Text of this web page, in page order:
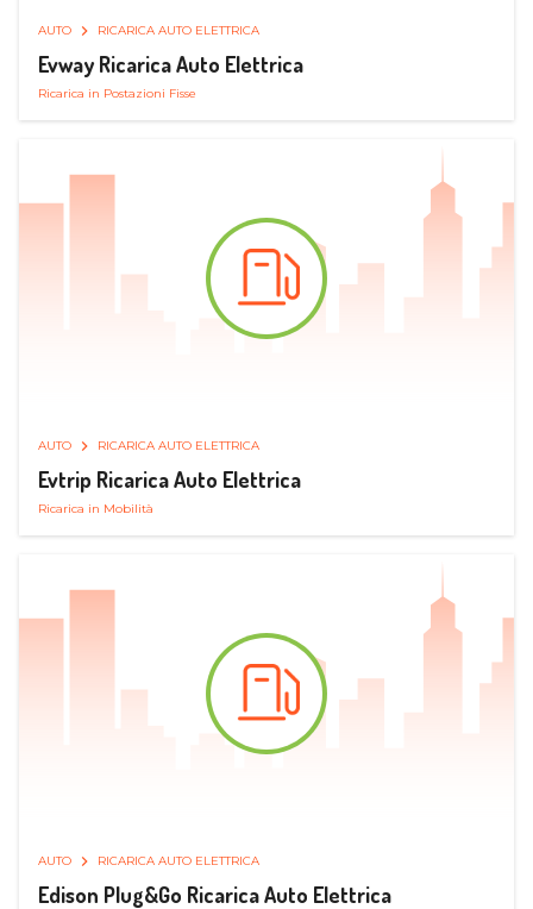
AUTO RICARICA AUTO ELETTRICA
Evway Ricarica Auto Elettrica
Ricarica in Postazioni Fisse
AUTO RICARICA AUTO ELETTRICA
Evtrip Ricarica Auto Elettrica
Ricarica in Mobilità
AUTO RICARICA AUTO ELETTRICA
Edison Plug&Go Ricarica Auto Elettrica